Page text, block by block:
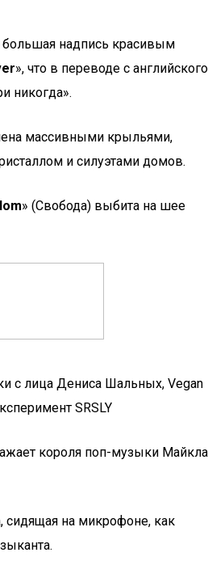
большая надпись красивым
», что в переводе с английского
никогда».
массивными крыльями,
и силуэтами домов.
» (Свобода) выбита на шее
с лица Дениса Шальных, Vegan
SRSLY
короля поп-музыки Майкла
сидящая на микрофоне, как